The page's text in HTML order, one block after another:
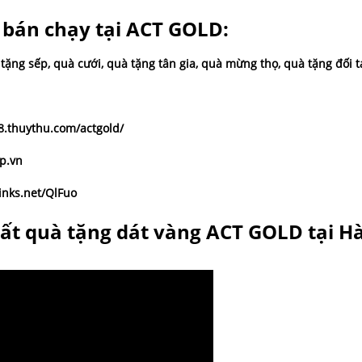
chạy tại ACT GOLD:
sếp, quà cưới, quà tặng tân gia, quà mừng thọ, quà tặng đối
actgold/
QlFuo
quà tặng dát vàng ACT GOLD tại